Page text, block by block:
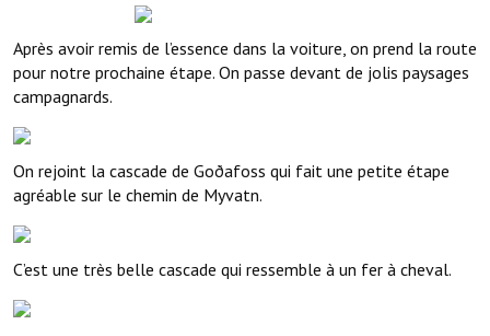
Après avoir remis de l’essence dans la voiture, on prend la route
pour notre prochaine étape. On passe devant de jolis paysages
campagnards.
On rejoint la cascade de Goðafoss qui fait une petite étape
agréable sur le chemin de Myvatn.
C’est une très belle cascade qui ressemble à un fer à cheval.